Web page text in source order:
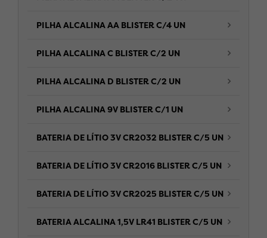
PILHA ALCALINA AA BLISTER C/4 UN
PILHA ALCALINA C BLISTER C/2 UN
PILHA ALCALINA D BLISTER C/2 UN
PILHA ALCALINA 9V BLISTER C/1 UN
BATERIA DE LÍTIO 3V CR2032 BLISTER C/5 UN
BATERIA DE LÍTIO 3V CR2016 BLISTER C/5 UN
BATERIA DE LÍTIO 3V CR2025 BLISTER C/5 UN
BATERIA ALCALINA 1,5V LR41 BLISTER C/5 UN